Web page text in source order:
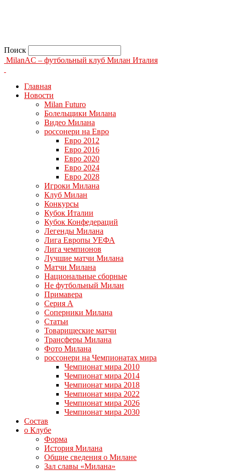
Поиск
MilanAC – футбольный клуб Милан Италия
Главная
Новости
Milan Futuro
Болельщики Милана
Видео Милана
россонери на Евро
Евро 2012
Евро 2016
Евро 2020
Евро 2024
Евро 2028
Игроки Милана
Клуб Милан
Конкурсы
Кубок Италии
Кубок Конфедераций
Легенды Милана
Лига Европы УЕФА
Лига чемпионов
Лучшие матчи Милана
Матчи Милана
Национальные сборные
Не футбольный Милан
Примавера
Серия А
Соперники Милана
Статьи
Товарищеские матчи
Трансферы Милана
Фото Милана
россонери на Чемпионатах мира
Чемпионат мира 2010
Чемпионат мира 2014
Чемпионат мира 2018
Чемпионат мира 2022
Чемпионат мира 2026
Чемпионат мира 2030
Состав
о Клубе
Форма
История Милана
Общие сведения о Милане
Зал славы «Милана»